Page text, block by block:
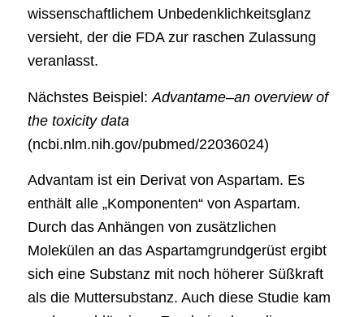
wissenschaftlichem Unbedenklichkeitsglanz
versieht, der die FDA zur raschen Zulassung
veranlasst.
Nächstes Beispiel: Advantame–an overview of
the toxicity data
(ncbi.nlm.nih.gov/pubmed/22036024)
Advantam ist ein Derivat von Aspartam. Es
enthält alle „Komponenten“ von Aspartam.
Durch das Anhängen von zusätzlichen
Molekülen an das Aspartamgrundgerüst ergibt
sich eine Substanz mit noch höherer Süßkraft
als die Muttersubstanz. Auch diese Studie kam